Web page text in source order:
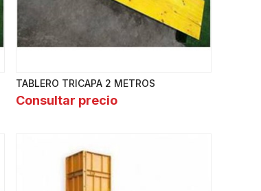
TABLERO TRICAPA 2 METROS
Consultar precio